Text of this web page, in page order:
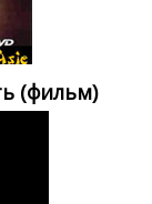
(фильм)